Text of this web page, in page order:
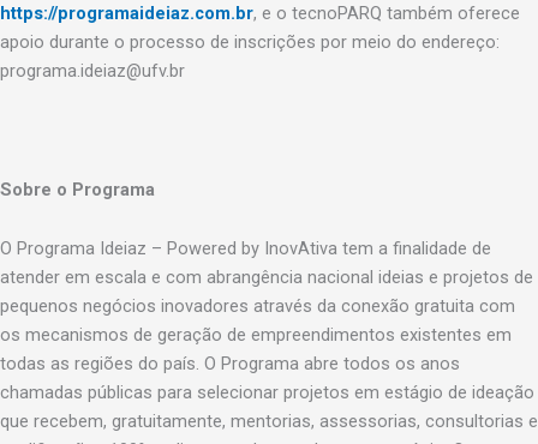
https://programaideiaz.com.br, e o tecnoPARQ também oferece
apoio durante o processo de inscrições por meio do endereço:
programa.ideiaz@ufv.br
Sobre o Programa
O Programa Ideiaz – Powered by InovAtiva tem a finalidade de
atender em escala e com abrangência nacional ideias e projetos de
pequenos negócios inovadores através da conexão gratuita com
os mecanismos de geração de empreendimentos existentes em
todas as regiões do país. O Programa abre todos os anos
chamadas públicas para selecionar projetos em estágio de ideação
que recebem, gratuitamente, mentorias, assessorias, consultorias e